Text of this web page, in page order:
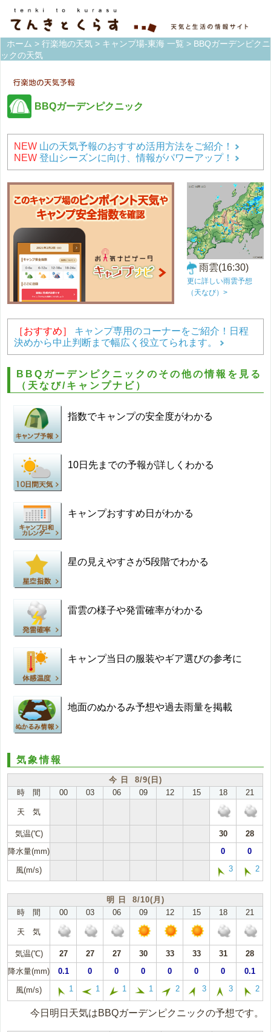
ホーム > 行楽地の天気 > キャンプ場-東海 一覧 > BBQガーデンピクニ
ックの天気
BBQガーデンピクニック
NEW 山の天気予報のおすすめ活用方法をご紹介！
NEW 登山シーズンに向け、情報がパワーアップ！
雨雲(16:30)
更に詳しい雨雲予想
（天なび）>
［おすすめ］
キャンプ専用のコーナーをご紹介！日程
決めから中止判断まで幅広く役立てられます。
BBQガーデンピクニックのその他の情報を見る
（天なび/キャンプナビ）
指数でキャンプの安全度がわかる
10日先までの予報が詳しくわかる
キャンプおすすめ日がわかる
星の見えやすさが5段階でわかる
雷雲の様子や発雷確率がわかる
キャンプ当日の服装やギア選びの参考に
地面のぬかるみ予想や過去雨量を掲載
気象情報
今 日 8/9(日)
時 間
00 03 06 09 12 15 18 21
天 気
気温(℃) 30
28
降水量(mm)
0 0
風(m/s) 3 2
明 日 8/10(月)
時 間
00 03 06 09 12 15 18 21
天 気
気温(℃) 27 27 27 30 33 33 31
28
降水量(mm)
0.1 0 0 0 0 0 0 0.1
風(m/s) 1 1 1 1 2 3 3 2
今日明日天気はBBQガーデンピクニックの予想です。